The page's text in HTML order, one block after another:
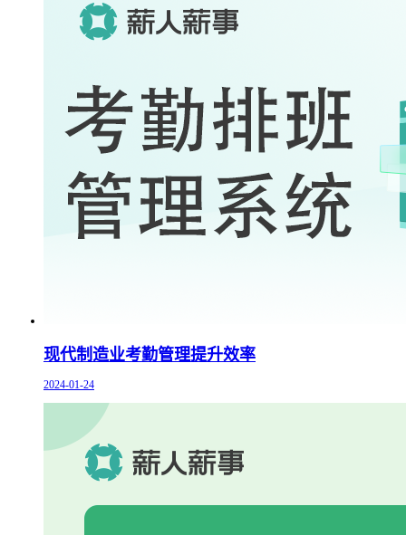
现代制造业考勤管理提升效率
2024-01-24